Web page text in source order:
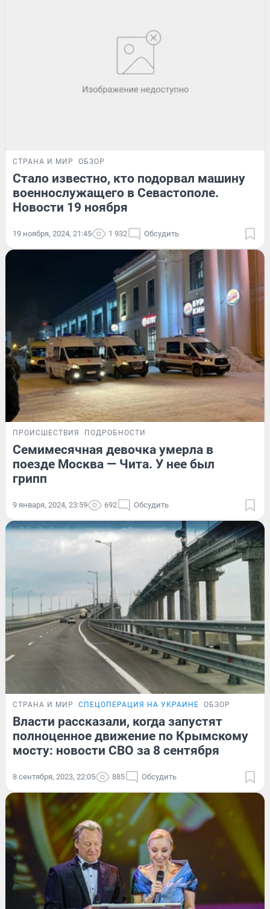
СТРАНА И МИР ОБЗОР
Стало известно, кто подорвал машину
военнослужащего в Севастополе.
Новости 19 ноября
19 ноября, 2024, 21:45 1 932 Обсудить
ПРОИСШЕСТВИЯ ПОДРОБНОСТИ
Семимесячная девочка умерла в
поезде Москва — Чита. У нее был
грипп
9 января, 2024, 23:59 692 Обсудить
СТРАНА И МИР СПЕЦОПЕРАЦИЯ НА УКРАИНЕ ОБЗОР
Власти рассказали, когда запустят
полноценное движение по Крымскому
мосту: новости СВО за 8 сентября
8 сентября, 2023, 22:05 885 Обсудить